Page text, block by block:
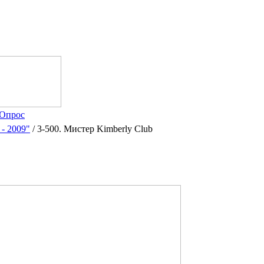
2009" /3-500. Мистер Kimberly Club